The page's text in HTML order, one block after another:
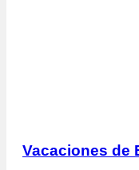
Vacaciones de